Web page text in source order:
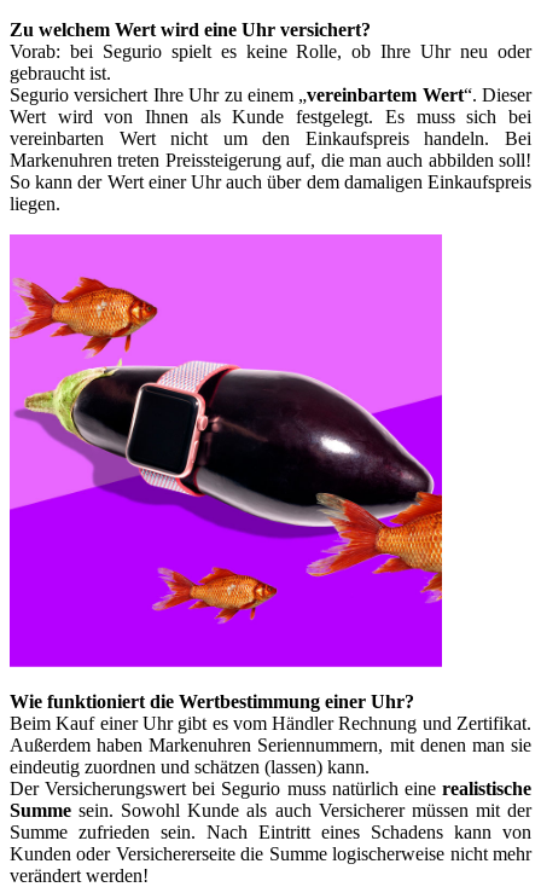
Zu welchem Wert wird eine Uhr versichert?
Vorab: bei Segurio spielt es keine Rolle, ob Ihre Uhr neu oder
gebraucht ist.
Segurio versichert Ihre Uhr zu einem „vereinbartem Wert“. Dieser
Wert wird von Ihnen als Kunde festgelegt. Es muss sich bei
vereinbarten Wert nicht um den Einkaufspreis handeln. Bei
Markenuhren treten Preissteigerung auf, die man auch abbilden soll!
So kann der Wert einer Uhr auch über dem damaligen Einkaufspreis
liegen.
Wie funktioniert die Wertbestimmung einer Uhr?
Beim Kauf einer Uhr gibt es vom Händler Rechnung und Zertifikat.
Außerdem haben Markenuhren Seriennummern, mit denen man sie
eindeutig zuordnen und schätzen (lassen) kann.
Der Versicherungswert bei Segurio muss natürlich eine realistische
Summe sein. Sowohl Kunde als auch Versicherer müssen mit der
Summe zufrieden sein. Nach Eintritt eines Schadens kann von
Kunden oder Versichererseite die Summe logischerweise nicht mehr
verändert werden!